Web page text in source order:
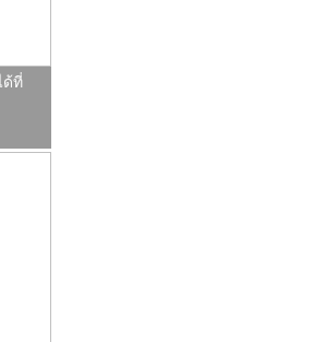
ด้ที่